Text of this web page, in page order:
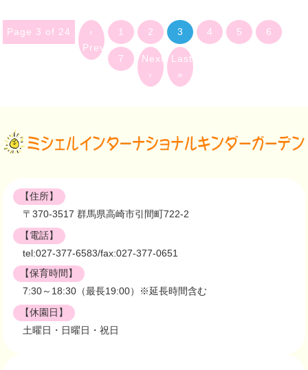
Page 3 of 24
‹
Previous
1 2 3 4 5 6
7
Next
›
Last
»
【住所】
〒370-3517 群馬県高崎市引間町722-2
【電話】
tel:027-377-6583/fax:027-377-0651
【保育時間】
7:30～18:30（最長19:00）※延長時間含む
【休園日】
土曜日・日曜日・祝日